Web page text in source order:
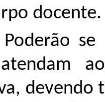
docente.
Poderão
devendo